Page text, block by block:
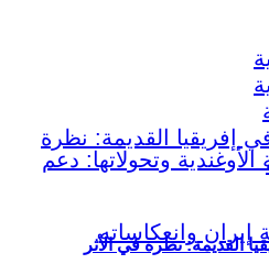
القديمة: نظرة في الأثر